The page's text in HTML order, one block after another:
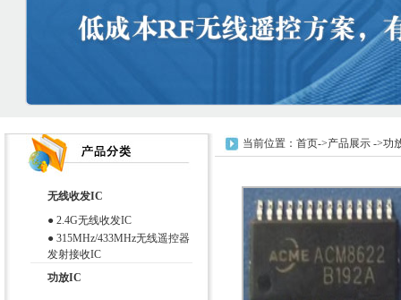
无线收发IC
● 2.4G无线收发IC
● 315MHz/433MHz无线遥控器
发射接收IC
功放IC
当前位置： 首页->产品展示 ->功